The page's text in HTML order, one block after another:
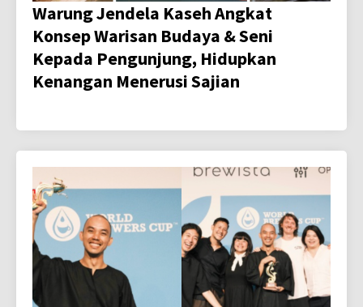
Warung Jendela Kaseh Angkat
Konsep Warisan Budaya & Seni
Kepada Pengunjung, Hidupkan
Kenangan Menerusi Sajian